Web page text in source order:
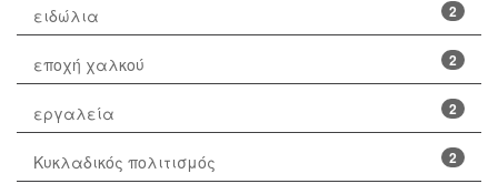
2
ειδώλια
2
εποχή χαλκού
2
εργαλεία
2
Κυκλαδικός πολιτισμός